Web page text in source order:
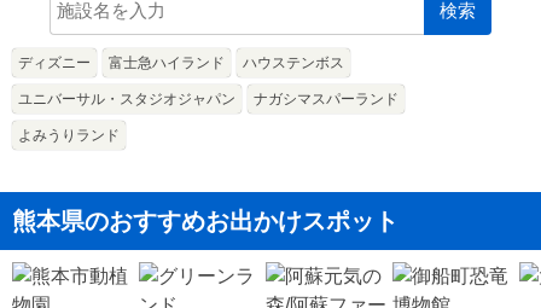
検索
ディズニー 富士急ハイランド ハウステンボス
ユニバーサル・スタジオジャパン ナガシマスパーランド
よみうりランド
熊本県のおすすめお出かけスポット